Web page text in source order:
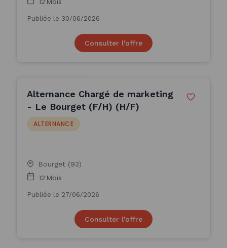
12 Mois
Publiée le 30/06/2026
Consulter l'offre
Alternance Chargé de marketing
- Le Bourget (F/H) (H/F)
ALTERNANCE
Bourget (93)
12 Mois
Publiée le 27/06/2026
Consulter l'offre